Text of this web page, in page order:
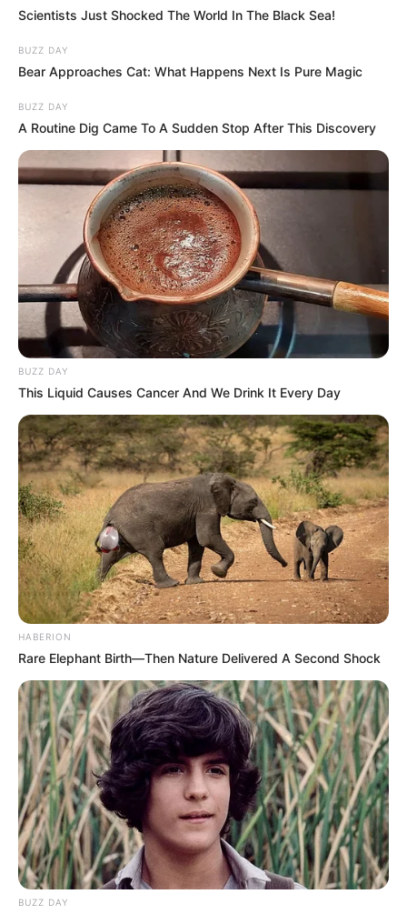
Scientists Just Shocked The World In The Black Sea!
BUZZ DAY
Bear Approaches Cat: What Happens Next Is Pure Magic
BUZZ DAY
A Routine Dig Came To A Sudden Stop After This Discovery
BUZZ DAY
This Liquid Causes Cancer And We Drink It Every Day
HABERION
Rare Elephant Birth—Then Nature Delivered A Second Shock
BUZZ DAY